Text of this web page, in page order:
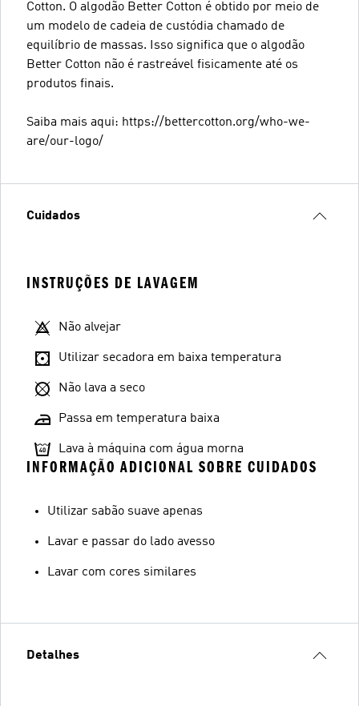
Cotton. O algodão Better Cotton é obtido por meio de
um modelo de cadeia de custódia chamado de
equilíbrio de massas. Isso significa que o algodão
Better Cotton não é rastreável fisicamente até os
produtos finais.
Saiba mais aqui: https://bettercotton.org/who-we-
are/our-logo/
Cuidados
INSTRUÇÕES DE LAVAGEM
Não alvejar
Utilizar secadora em baixa temperatura
Não lava a seco
Passa em temperatura baixa
Lava à máquina com água morna
INFORMAÇÃO ADICIONAL SOBRE CUIDADOS
Utilizar sabão suave apenas
Lavar e passar do lado avesso
Lavar com cores similares
Detalhes